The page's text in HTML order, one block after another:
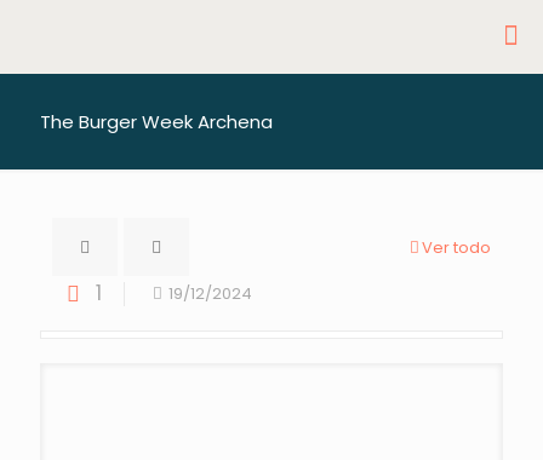
The Burger Week Archena
Ver todo
1 19/12/2024